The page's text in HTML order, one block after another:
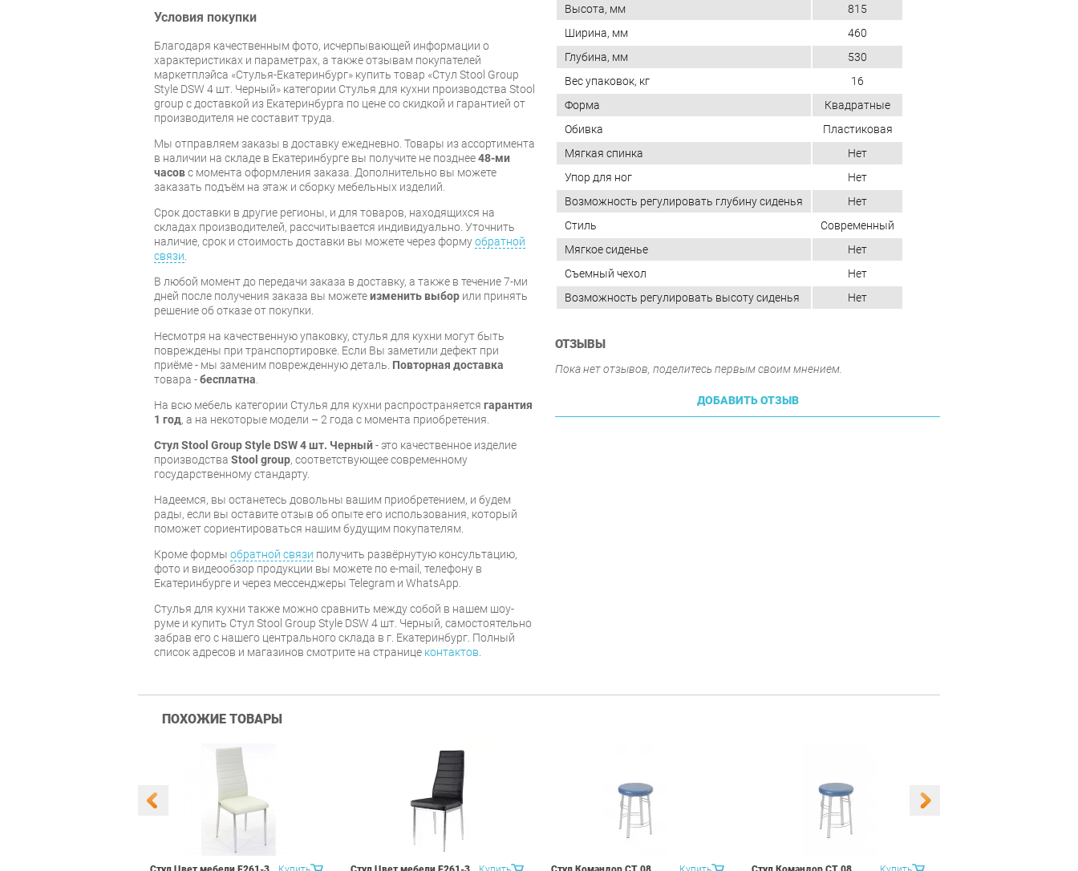
Условия покупки
Благодаря качественным фото, исчерпывающей информации о
характеристиках и параметрах, а также отзывам покупателей
маркетплэйса «Стулья-Екатеринбург» купить товар «Стул Stool Group
Style DSW 4 шт. Черный» категории Стулья для кухни производства Stool
group с доставкой из Екатеринбурга по цене со скидкой и гарантией от
производителя не составит труда.
Мы отправляем заказы в доставку ежедневно. Товары из ассортимента
в наличии на складе в Екатеринбурге вы получите не позднее48-ми
часовс момента оформления заказа. Дополнительно вы можете
заказать подъём на этаж и сборку мебельных изделий.
Срок доставки в другие регионы, и для товаров, находящихся на
складах производителей, рассчитывается индивидуально. Уточнить
наличие, срок и стоимость доставки вы можете через формуобратной
связи
В любой момент до передачи заказа в доставку, а также в течение 7-ми
дней после получения заказа вы можетеизменить выбор или принять
решение об отказе от покупки.
Несмотря на качественную упаковку, стулья для кухни могут быть
повреждены при транспортировке. Если Вы заметили дефект при
приёме - мы заменим поврежденную деталь. Повторная доставка
товара -бесплатна
На всю мебель категории Стулья для кухни распространяется гарантия
1 год, а на некоторые модели – 2 года с момента приобретения.
Стул Stool Group Style DSW 4 шт. Черный- это качественное изделие
производства Stool group, соответствующее современному
государственному стандарту.
Надеемся, вы останетесь довольны вашим приобретением, и будем
рады, если вы оставите отзыв об опыте его использования, который
поможет сориентироваться нашим будущим покупателям.
Кроме формы обратной связи получить развёрнутую консультацию,
фото и видеообзор продукции вы можете по e-mail, телефону в
Екатеринбурге и через мессенджеры Telegram и WhatsApp.
Стулья для кухни также можно сравнить между собой в нашем шоу-
руме и купить Стул Stool Group Style DSW 4 шт. Черный, самостоятельно
забрав его с нашего центрального склада в г. Екатеринбург. Полный
список адресов и магазинов смотрите на странице контактов
Высота, мм
815
Ширина, мм
460
Глубина, мм
530
Вес упаковок, кг
16
Форма
Квадратные
Обивка
Пластиковая
Мягкая спинка
Нет
Упор для ног
Нет
Возможность регулировать глубину сиденья
Нет
Стиль
Современный
Мягкое сиденье
Нет
Съемный чехол
Нет
Возможность регулировать высоту сиденья
Нет
ОТЗЫВЫ
Пока нет отзывов, поделитесь первым своим мнением.
ДОБАВИТЬ ОТЗЫВ
ПОХОЖИЕ ТОВАРЫ